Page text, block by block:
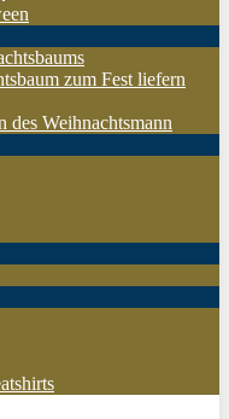
zum Fest liefern
des Weihnachtsmann